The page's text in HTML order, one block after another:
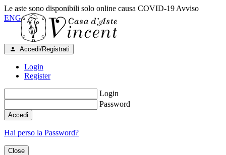
Le aste sono disponibili solo online causa COVID-19 Avviso
ENG
Accedi/Registrati
Login
Register
Login
Password
Accedi
Hai perso la Password?
Close